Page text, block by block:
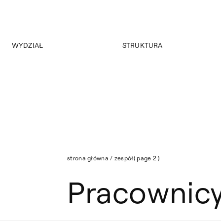
WYDZIAŁ STRUKTURA
strona główna / zespół( page 2 )